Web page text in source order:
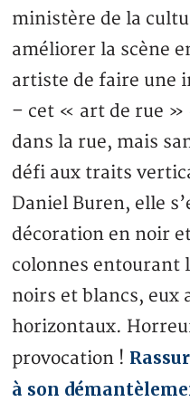
ministère de la
améliorer la scène
artiste de faire une
– cet « art de rue »
dans la rue, mais
défi aux traits
Daniel Buren, elle
décoration en noir
colonnes entourant
noirs et blancs, eux
horizontaux.
provocation !
à son